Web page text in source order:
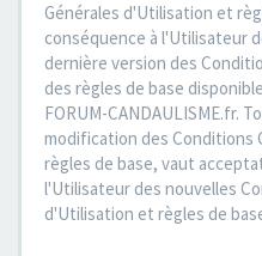
Générales d'Utilisation et
conséquence à l'Utilisateur
dernière version des
des règles de base
FORUM-CANDAULISME.fr.
modification des Conditions
règles de base, vaut
l'Utilisateur des nouvelles
d'Utilisation et règles de